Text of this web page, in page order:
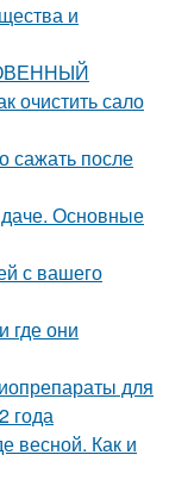
и
очистить сало
сажать после
Основные
с вашего
где они
для
года
весной. Как и